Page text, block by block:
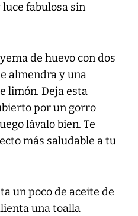
fabulosa sin
de huevo con dos
almendra y una
limón. Deja esta
por un gorro
lávalo bien. Te
más saludable a tu
un poco de aceite de
una toalla